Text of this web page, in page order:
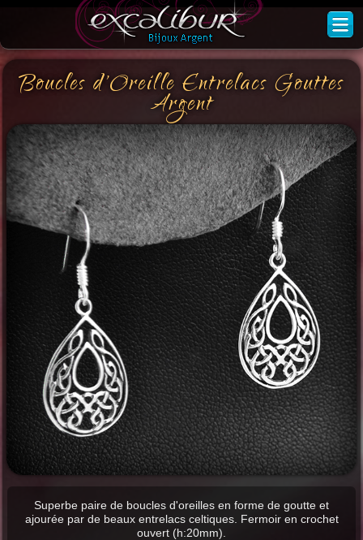
Boucles d'Oreille Entrelacs Gouttes
Argent
Superbe paire de boucles d'oreilles en forme de goutte et
ajourée par de beaux entrelacs celtiques. Fermoir en crochet
ouvert (h:20mm).